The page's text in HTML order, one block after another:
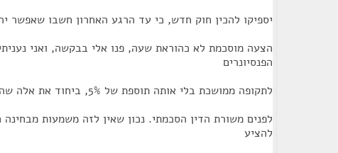
יספיקו להכין חוק חדש, כי עד הרגע האחרון חשבו שאפשר
הצעה מוסכמת לא כהוראת שעה, פנו אלי בבקשה, ואני
הפנסיונרים
לתקופה ממושכת בלי אותה תוספת של 5%, ביחוד את אלה שהפנסיה שלהם יותר נמוכה.
לפנים משורת הדין הסכמתי. נכון שאין לזה משמעות מבחינה
להציע